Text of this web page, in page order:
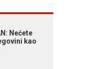
Nećete
kao